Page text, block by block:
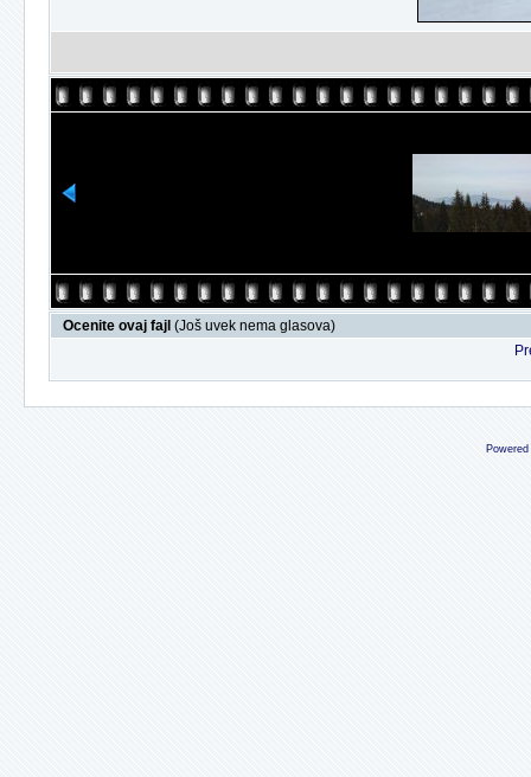
Ocenite ovaj fajl (Još uvek nema glasova)